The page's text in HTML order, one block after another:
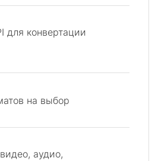
для конвертации
на выбор
аудио,